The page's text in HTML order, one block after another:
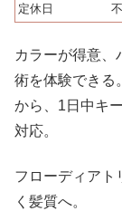
定休日
カラーが得意、
術を体験できる
から、1日中キ
対応。
フローディアト
く髪質へ。